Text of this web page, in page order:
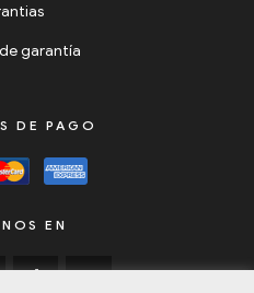
garantía
DE PAGO
EN